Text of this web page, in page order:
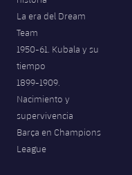
La era del Dream
Team
1950-61. Kubala y su
tiempo
1899-1909.
Nacimiento y
supervivencia
Barça en Champions
League